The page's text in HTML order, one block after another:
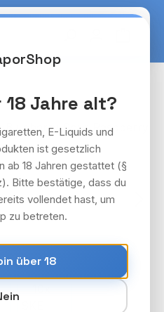
Jahre alt?
E-Liquids und
ist gesetzlich
ab 18 Jahren gestattet (§
Bitte bestätige, dass du
vollendet hast, um
zu betreten.
über 18